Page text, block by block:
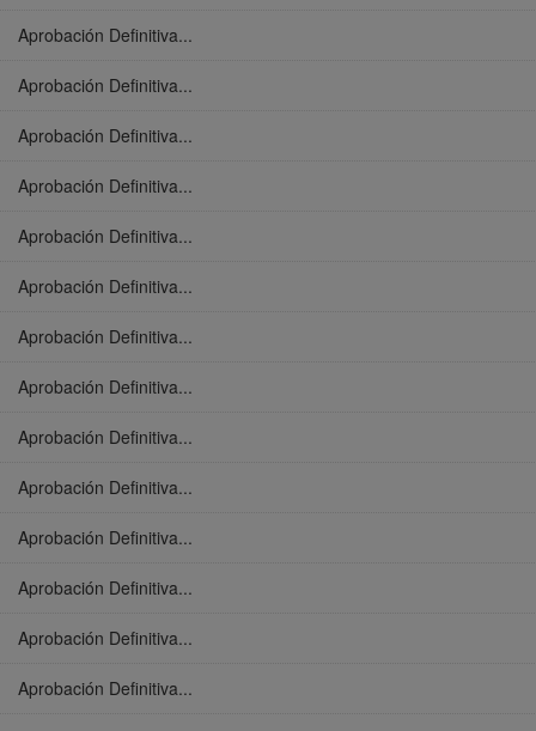
Aprobación Definitiva...
Aprobación Definitiva...
Aprobación Definitiva...
Aprobación Definitiva...
Aprobación Definitiva...
Aprobación Definitiva...
Aprobación Definitiva...
Aprobación Definitiva...
Aprobación Definitiva...
Aprobación Definitiva...
Aprobación Definitiva...
Aprobación Definitiva...
Aprobación Definitiva...
Aprobación Definitiva...